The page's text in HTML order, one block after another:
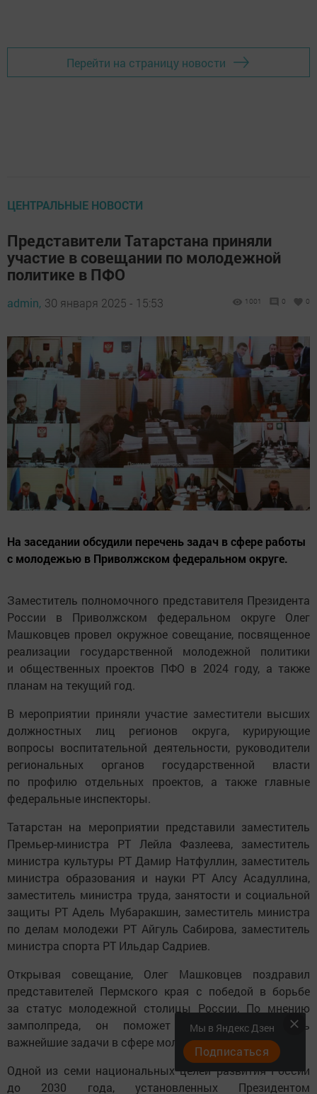
Перейти на страницу новости
ЦЕНТРАЛЬНЫЕ НОВОСТИ
Представители Татарстана приняли
участие в совещании по молодежной
политике в ПФО
admin, 30 января 2025 - 15:53 1001 0 0
На заседании обсудили перечень задач в сфере работы
с молодежью в Приволжском федеральном округе.
Заместитель полномочного представителя Президента
России в Приволжском федеральном округе Олег
Машковцев провел окружное совещание, посвященное
реализации государственной молодежной политики
и общественных проектов ПФО в 2024 году, а также
планам на текущий год.
В мероприятии приняли участие заместители высших
должностных лиц регионов округа, курирующие
вопросы воспитательной деятельности, руководители
региональных органов государственной власти
по профилю отдельных проектов, а также главные
федеральные инспекторы.
Татарстан на мероприятии представили заместитель
Премьер-министра РТ Лейла Фазлеева, заместитель
министра культуры РТ Дамир Натфуллин, заместитель
министра образования и науки РТ Алсу Асадуллина,
заместитель министра труда, занятости и социальной
защиты РТ Адель Мубаракшин, заместитель министра
по делам молодежи РТ Айгуль Сабирова, заместитель
министра спорта РТ Ильдар Садриев.
Открывая совещание, Олег Машковцев поздравил
представителей Пермского края с победой в борьбе
за статус молодежной столицы России. По мнению
замполпреда, он поможет региону реализовать
важнейшие задачи в сфере молодежной политики.
Одной из семи национальных целей развития России
до 2030 года, установленных Президентом
Мы в Яндекс Дзен
Подписаться